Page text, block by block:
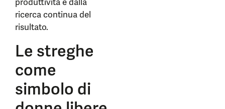
ricerca continua del
risultato.
Le streghe
come
simbolo di